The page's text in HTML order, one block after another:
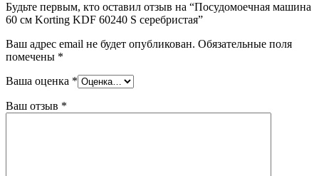
Будьте первым, кто оставил отзыв на “Посудомоечная машина
60 см Korting KDF 60240 S серебристая”
Ваш адрес email не будет опубликован. Обязательные поля
помечены *
Ваша оценка *
Ваш отзыв *